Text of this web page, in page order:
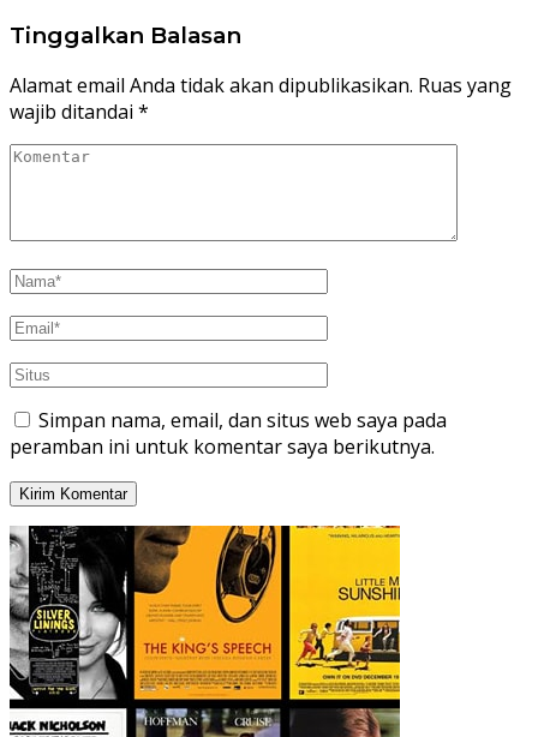
Tinggalkan Balasan
Alamat email Anda tidak akan dipublikasikan. Ruas yang
wajib ditandai *
Simpan nama, email, dan situs web saya pada
peramban ini untuk komentar saya berikutnya.